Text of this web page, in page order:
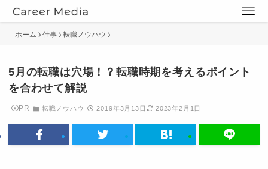
ホーム 仕事 転職ノウハウ
5月の転職は穴場！？転職時期を考えるポイント
を合わせて解説
PR 転職ノウハウ 2019年3月13日 2023年2月1日